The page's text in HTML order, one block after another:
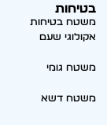
בטיחות
משטח בטיחות
אקולוגי שעם
משטח גומי
משטח דשא